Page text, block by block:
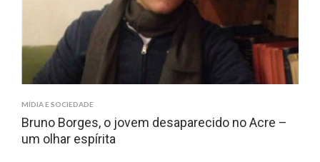
P
A
E
C
MÍDIA E SOCIEDADE
Bruno Borges, o jovem desaparecido no Acre –
um olhar espírita